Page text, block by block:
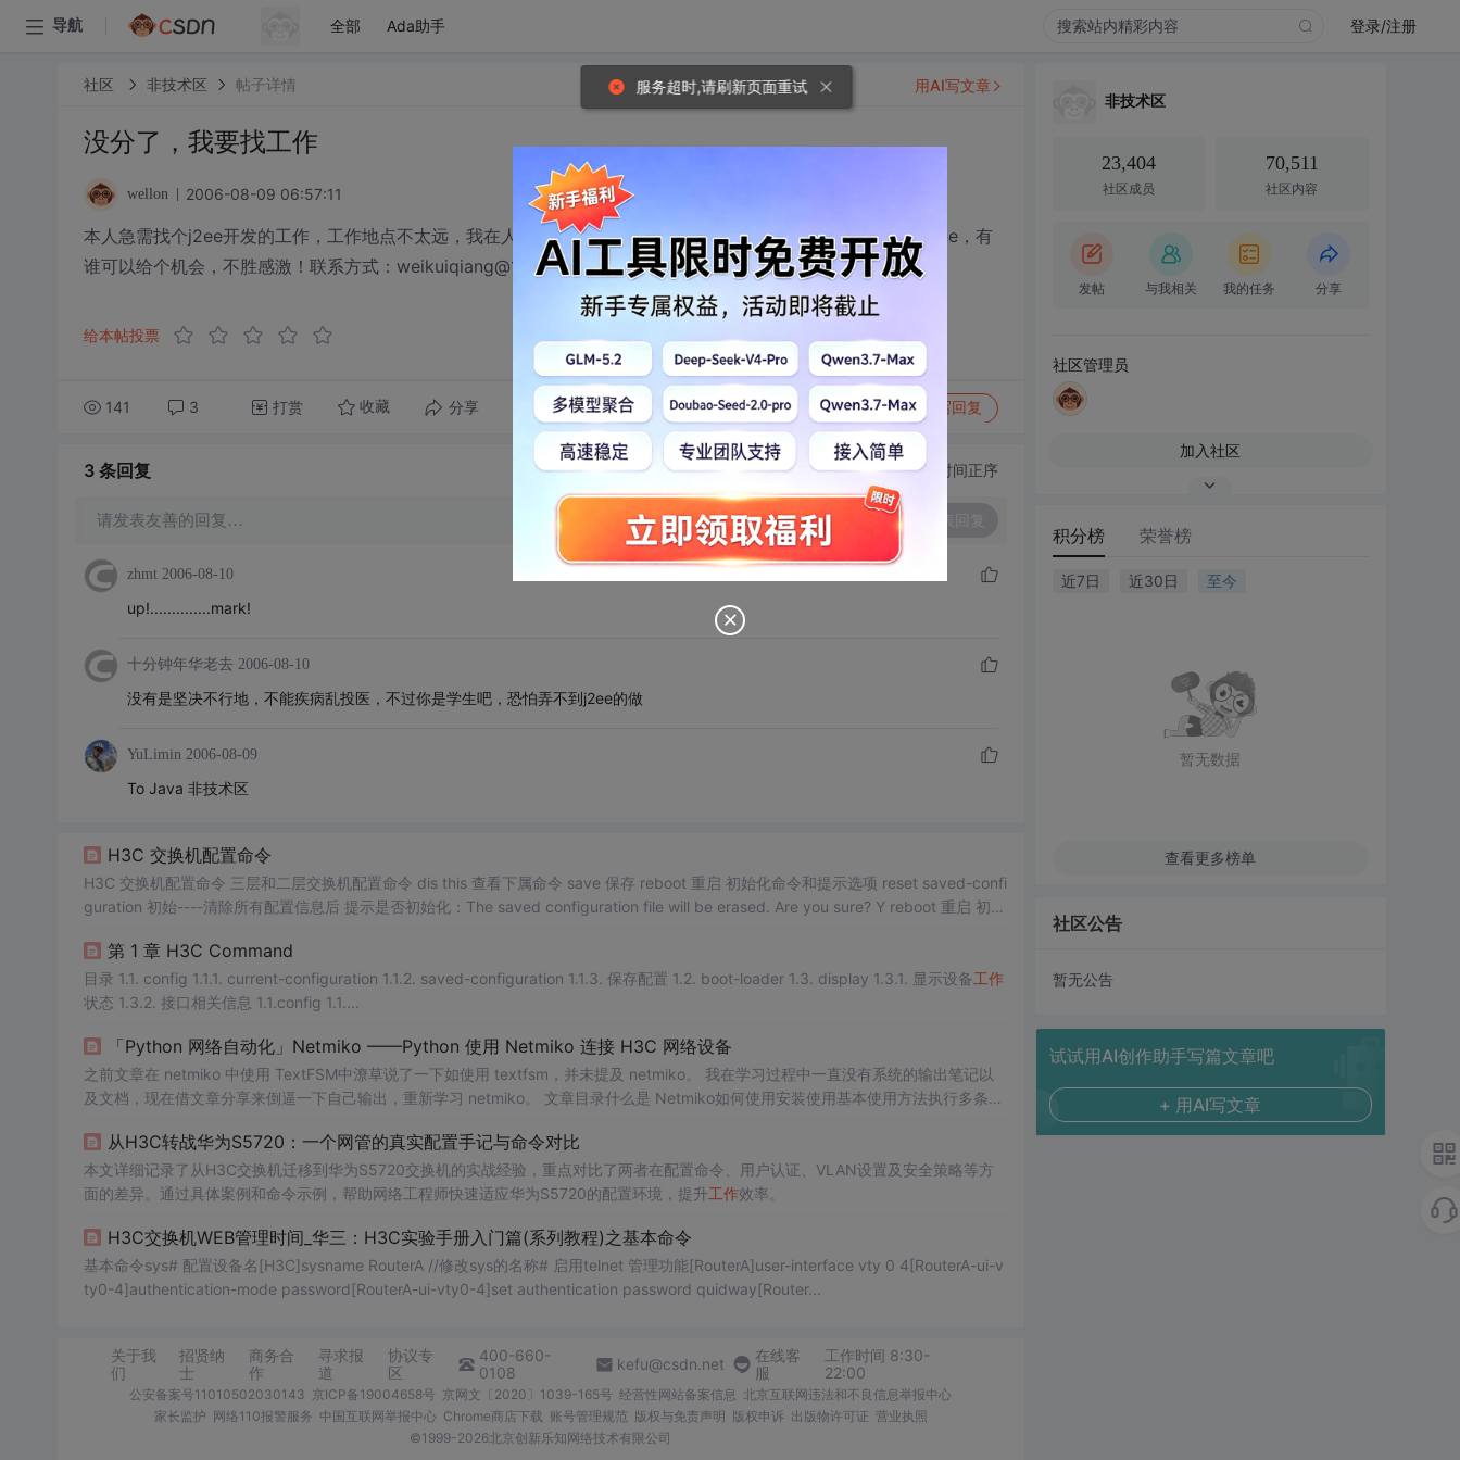
导航 全部 Ada助手 登录/注册
社区 非技术区 帖子详情
没分了，我要找工作
wellon 2006-08-09 06:57:11
本人急需找个j2ee开发的工作，工作地点不太远，我在人大附近，主要是积累工作经验，对工资没有要求甚至none，有
谁可以给个机会，不胜感激！联系方式：weikuiqiang@126.com 136 2117 944*；
给本帖投票
141 3 打赏 收藏 分享 转发到动态 举报 写回复
用AI写文章
3 条回复 切换为时间正序
请发表友善的回复…
zhmt 2006-08-10
up!..............mark!
十分钟年华老去 2006-08-10
没有是坚决不行地，不能疾病乱投医，不过你是学生吧，恐怕弄不到j2ee的做
YuLimin 2006-08-09
To Java 非技术区
H3C 交换机配置命令
H3C 交换机配置命令 三层和二层交换机配置命令 dis this 查看下属命令 save 保存 reboot 重启 初始化命令和提示选项 reset saved-confi
guration 初始----清除所有配置信息后 提示是否初始化：The saved configuration file will be erased. Are you sure? Y reboot 重启 初始
第 1 章 H3C Command
目录 1.1. config 1.1.1. current-configuration 1.1.2. saved-configuration 1.1.3. 保存配置 1.2. boot-loader 1.3. display 1.3.1. 显示设备工作
状态 1.3.2. 接口相关信息 1.1.config 1.1....
「Python 网络自动化」Netmiko ——Python 使用 Netmiko 连接 H3C 网络设备
之前文章在 netmiko 中使用 TextFSM中潦草说了一下如使用 textfsm，并未提及 netmiko。 我在学习过程中一直没有系统的输出笔记以
及文档，现在借文章分享来倒逼一下自己输出，重新学习 netmiko。 文章目录什么是 Netmiko如何使用安装使用基本使用方法执行多条命
过 SSH 连接多种网络设备的库，大约从 3.0 版本
从H3C转战华为S5720：一个网管的真实配置手记与命令对比
本文详细记录了从H3C交换机迁移到华为S5720交换机的实战经验，重点对比了两者在配置命令、用户认证、VLAN设置及安全策略等方
面的差异。通过具体案例和命令示例，帮助网络工程师快速适应华为S5720的配置环境，提升工作效率。
H3C交换机WEB管理时间_华三：H3C实验手册入门篇(系列教程)之基本命令
基本命令sys# 配置设备名[H3C]sysname RouterA //修改sys的名称# 启用telnet 管理功能[RouterA]user-interface vty 0 4[RouterA-ui-v
ty0-4]authentication-mode password[RouterA-ui-vty0-4]set authentication password quidway[Router...
关于我
们
招贤纳
士
商务合
作
寻求报
道
协议专
区
400-660-
0108
kefu@csdn.net
在线客
服
工作时间 8:30-
22:00
公安备案号11010502030143 京ICP备19004658号 京网文〔2020〕1039-165号 经营性网站备案信息 北京互联网违法和不良信息举报中心
家长监护 网络110报警服务 中国互联网举报中心 Chrome商店下载 账号管理规范 版权与免责声明 版权申诉 出版物许可证 营业执照
©1999-2026北京创新乐知网络技术有限公司
非技术区
23,404
社区成员
70,511
社区内容
发帖 与我相关 我的任务 分享
社区管理员
加入社区
积分榜 荣誉榜
近7日 近30日 至今
暂无数据
查看更多榜单
社区公告
暂无公告
试试用AI创作助手写篇文章吧
+ 用AI写文章
服务超时,请刷新页面重试